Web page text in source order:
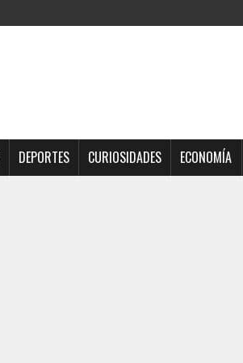
DEPORTES CURIOSIDADES ECONOMÍA